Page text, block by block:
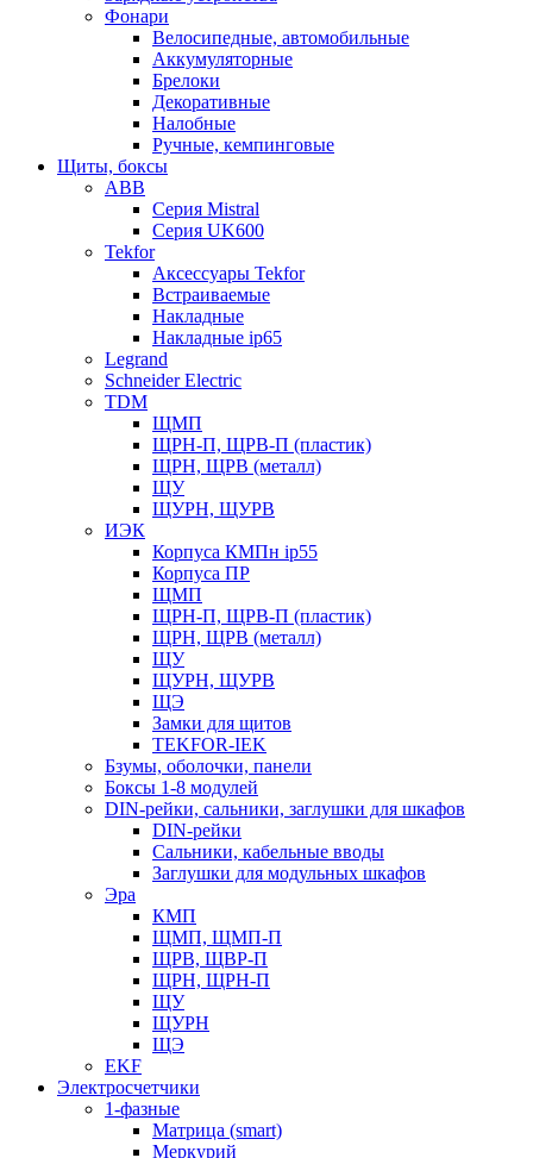
Фонари
Велосипедные, автомобильные
Аккумуляторные
Брелоки
Декоративные
Налобные
Ручные, кемпинговые
Щиты, боксы
ABB
Серия Mistral
Серия UK600
Tekfor
Аксессуары Tekfor
Встраиваемые
Накладные
Накладные ip65
Legrand
Schneider Electric
TDM
ЩМП
ЩРН-П, ЩРВ-П (пластик)
ЩРН, ЩРВ (металл)
ЩУ
ЩУРН, ЩУРВ
ИЭК
Корпуса КМПн ip55
Корпуса ПР
ЩМП
ЩРН-П, ЩРВ-П (пластик)
ЩРН, ЩРВ (металл)
ЩУ
ЩУРН, ЩУРВ
ЩЭ
Замки для щитов
TEKFOR-IEK
Бзумы, оболочки, панели
Боксы 1-8 модулей
DIN-рейки, сальники, заглушки для шкафов
DIN-рейки
Сальники, кабельные вводы
Заглушки для модульных шкафов
Эра
КМП
ЩМП, ЩМП-П
ЩРВ, ЩВР-П
ЩРН, ЩРН-П
ЩУ
ЩУРН
ЩЭ
EKF
Электросчетчики
1-фазные
Матрица (smart)
Меркурий